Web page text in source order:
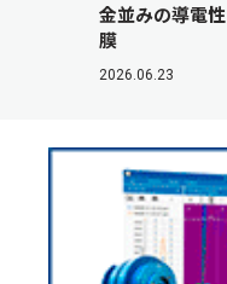
金並みの導電
膜
2026.06.23